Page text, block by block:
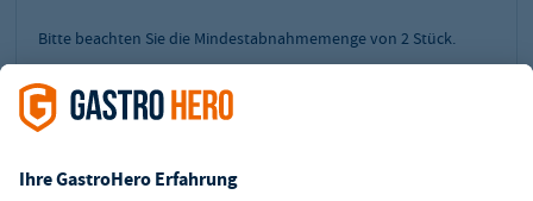
Bitte beachten Sie die Mindestabnahmemenge von 2 Stück.
UVP²:
Preis: